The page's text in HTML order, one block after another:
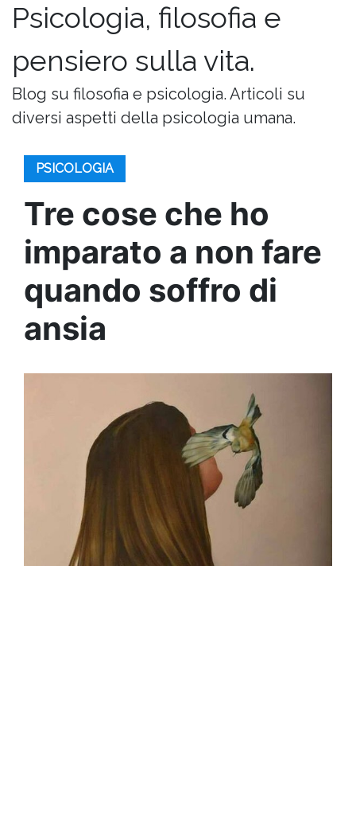
Psicologia, filosofia e
pensiero sulla vita.
Blog su filosofia e psicologia. Articoli su
diversi aspetti della psicologia umana.
PSICOLOGIA
Tre cose che ho
imparato a non fare
quando soffro di
ansia